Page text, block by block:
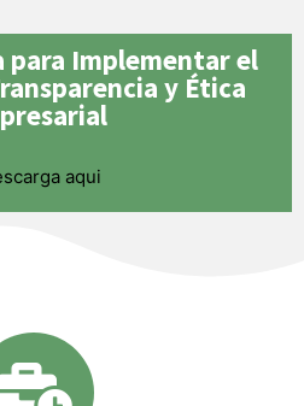
para Implementar el
y Ética
aqui